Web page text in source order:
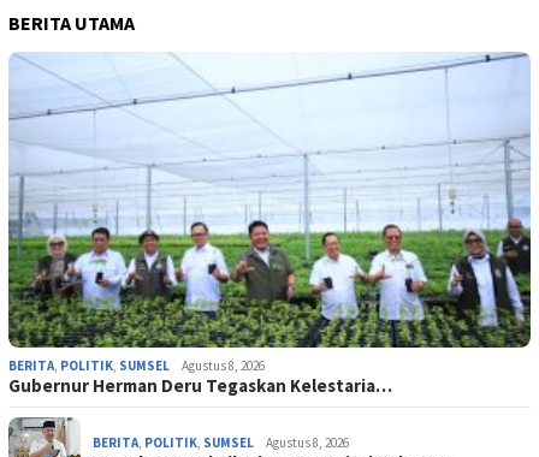
BERITA UTAMA
BERITA POLITIK SUMSEL Agustus 8, 2026
Gubernur Herman Deru Tegaskan Kelestaria…
BERITA POLITIK SUMSEL Agustus 8, 2026